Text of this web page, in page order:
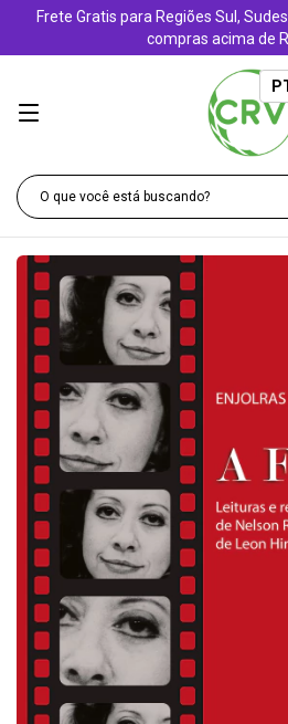
Frete Gratis para Regiões Sul,
compras acima de